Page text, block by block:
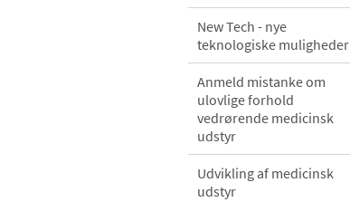
New Tech - nye
teknologiske muligheder
Anmeld mistanke om
ulovlige forhold
vedrørende medicinsk
udstyr
Udvikling af medicinsk
udstyr